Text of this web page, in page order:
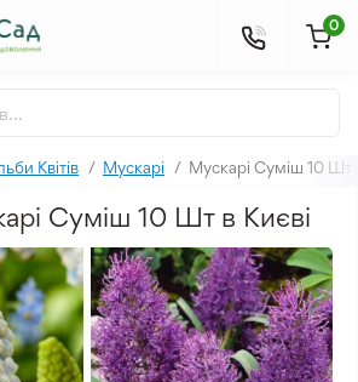
0
Квітів Мускарі Мускарі Суміш 10 Шт
Суміш 10 Шт в Києві